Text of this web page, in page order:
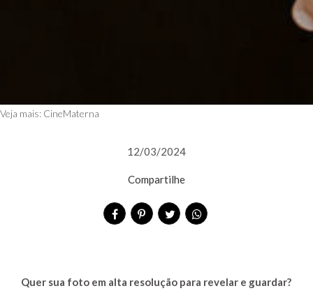
Veja mais: CineMaterna
12/03/2024
Compartilhe
Quer sua foto em alta resolução para revelar e guardar?